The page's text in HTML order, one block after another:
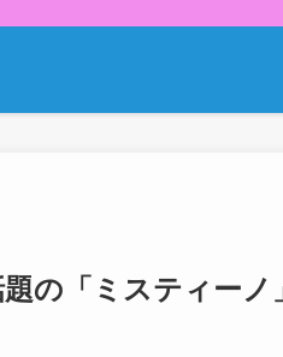
の「ミスティーノ